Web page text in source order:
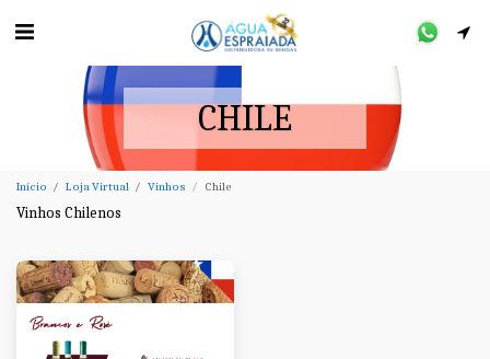
CHILE
Início Loja Virtual Vinhos Chile
Vinhos Chilenos